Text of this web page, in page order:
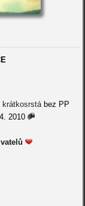
krátkosrstábez PP
2010